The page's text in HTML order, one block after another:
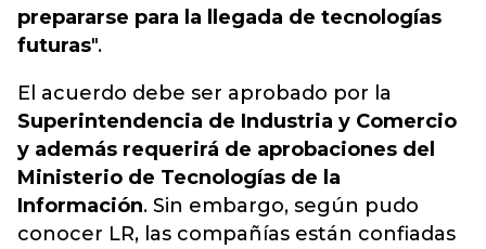
prepararse para la llegada de tecnologías
futuras".
El acuerdo debe ser aprobado por la
Superintendencia de Industria y Comercio
y además requerirá de aprobaciones del
Ministerio de Tecnologías de la
Información. Sin embargo, según pudo
conocer LR, las compañías están confiadas